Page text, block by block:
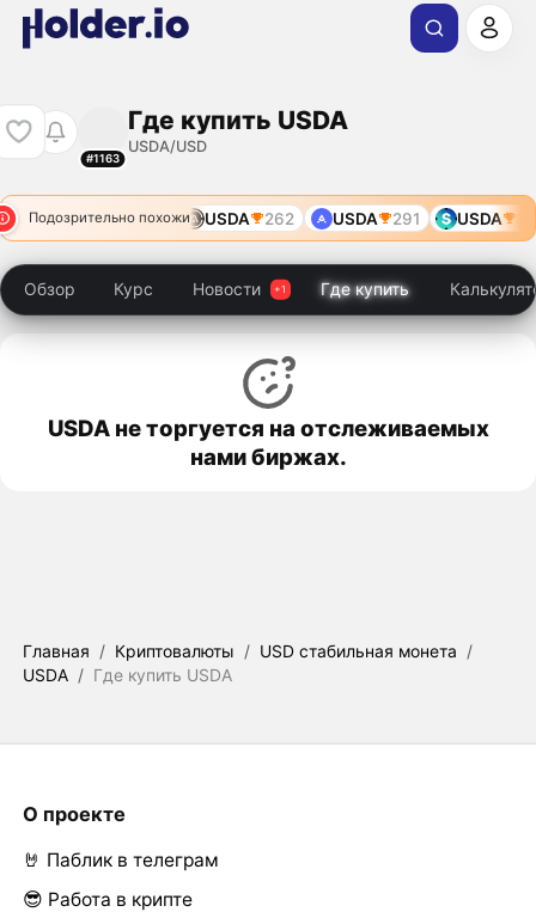
#1163
Где купить USDA
USDA/USD
Подозрительно похожи USDA 262 USDA 291 USDA
Обзор Курс Новости Где купить
USDA не торгуется на отслеживаемых
нами биржах.
Главная / Криптовалюты / USD стабильная монета /
USDA / Где купить USDA
О проекте
🤘 Паблик в телеграм
😎 Работа в крипте